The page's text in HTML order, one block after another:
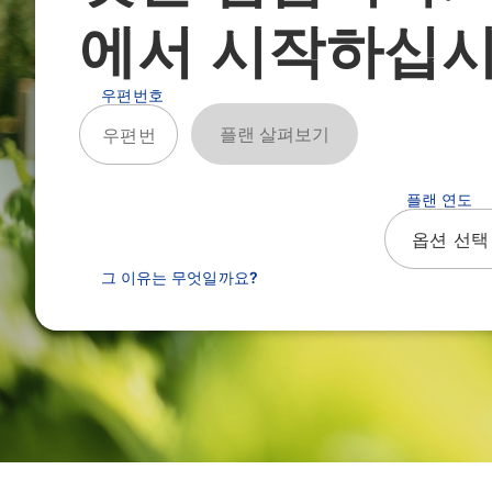
에서 시작하십
플랜 연도
우편번호
플랜 살펴보기
그 이유는 무엇일까요?